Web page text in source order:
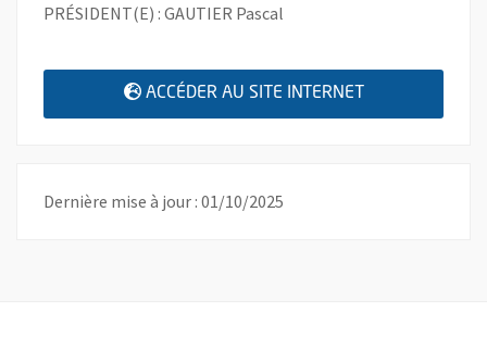
PRÉSIDENT(E) : GAUTIER Pascal
ACCÉDER AU SITE INTERNET , OUVRE UNE
Dernière mise à jour : 01/10/2025